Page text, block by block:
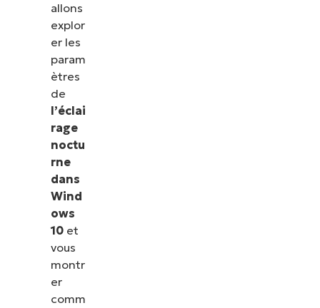
allons
explor
er les
param
ètres
de
l’éclai
rage
noctu
rne
dans
Wind
ows
10 et
vous
montr
er
comm